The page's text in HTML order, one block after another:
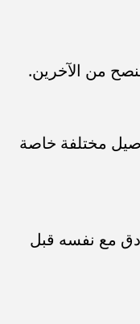
من الآخرين.
مختلفة خاصة
مع نفسه قبل